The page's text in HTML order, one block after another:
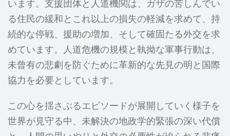
います。支援団体と人道機関は、ガザの苦しんでい
る住民の緩和とこれ以上の損失の軽減を求めて、持
続的な停戦、援助の増加、そして確固たる外交を求
めています。人道危機の規模と執拗な軍事行動は、
未曾有の悲劇を防ぐために革新的な先見の明と国際
協力を必要としています。
この心を揺さぶるエピソードが展開していく様子を
世界が見守る中、未解決の地政学的緊張の深い代償